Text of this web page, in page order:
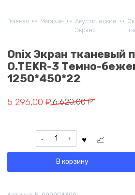
Главная Магазин
Акустические
Экраны
Onix Экран тканевый
O.TEKR-3 Темно-
1250*450*22
6 620,00₽
Первоначальная
составляла
620,00 ₽.
5 296,00 ₽
Текущая
296,00 ₽.
Количество
товара
В корзину